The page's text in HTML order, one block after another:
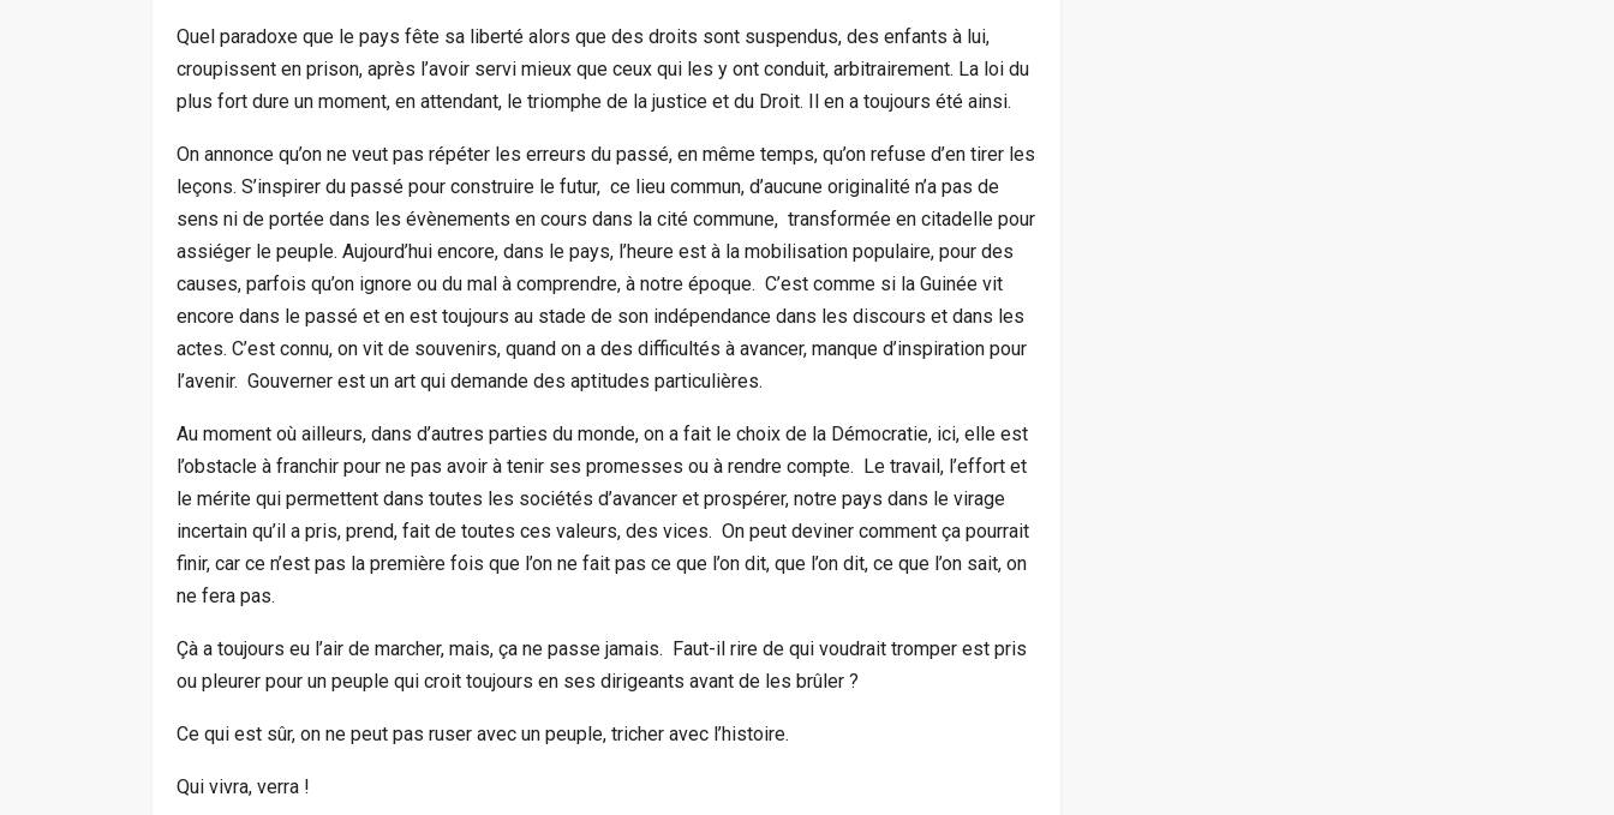
Quel paradoxe que le pays fête sa liberté alors que des droits sont suspendus, des enfants à lui,
croupissent en prison, après l’avoir servi mieux que ceux qui les y ont conduit, arbitrairement. La loi du
plus fort dure un moment, en attendant, le triomphe de la justice et du Droit. Il en a toujours été ainsi.
On annonce qu’on ne veut pas répéter les erreurs du passé, en même temps, qu’on refuse d’en tirer les
leçons. S’inspirer du passé pour construire le futur, ce lieu commun, d’aucune originalité n’a pas de
sens ni de portée dans les évènements en cours dans la cité commune, transformée en citadelle pour
assiéger le peuple. Aujourd’hui encore, dans le pays, l’heure est à la mobilisation populaire, pour des
causes, parfois qu’on ignore ou du mal à comprendre, à notre époque. C’est comme si la Guinée vit
encore dans le passé et en est toujours au stade de son indépendance dans les discours et dans les
actes. C’est connu, on vit de souvenirs, quand on a des difficultés à avancer, manque d’inspiration pour
l’avenir. Gouverner est un art qui demande des aptitudes particulières.
Au moment où ailleurs, dans d’autres parties du monde, on a fait le choix de la Démocratie, ici, elle est
l’obstacle à franchir pour ne pas avoir à tenir ses promesses ou à rendre compte. Le travail, l’effort et
le mérite qui permettent dans toutes les sociétés d’avancer et prospérer, notre pays dans le virage
incertain qu’il a pris, prend, fait de toutes ces valeurs, des vices. On peut deviner comment ça pourrait
finir, car ce n’est pas la première fois que l’on ne fait pas ce que l’on dit, que l’on dit, ce que l’on sait, on
ne fera pas.
Çà a toujours eu l’air de marcher, mais, ça ne passe jamais. Faut-il rire de qui voudrait tromper est pris
ou pleurer pour un peuple qui croit toujours en ses dirigeants avant de les brûler ?
Ce qui est sûr, on ne peut pas ruser avec un peuple, tricher avec l’histoire.
Qui vivra, verra !